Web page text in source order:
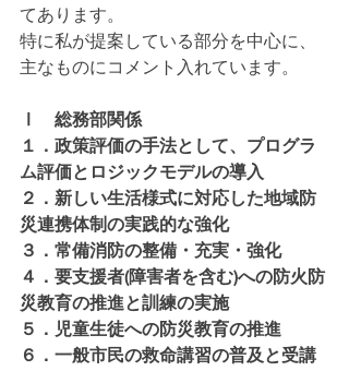
てあります。
特に私が提案している部分を中心に、
主なものにコメント入れています。
Ⅰ　総務部関係
１．政策評価の手法として、プログラ
ム評価とロジックモデルの導入
２．新しい生活様式に対応した地域防
災連携体制の実践的な強化
３．常備消防の整備・充実・強化
４．要支援者(障害者を含む)への防火防
災教育の推進と訓練の実施
５．児童生徒への防災教育の推進
６．一般市民の救命講習の普及と受講